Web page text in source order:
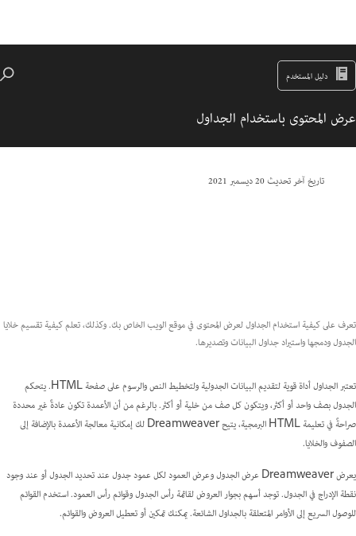
دليل المستخدم
عرض المحتوى باستخدام الجداول
تاريخ آخر تحديث20 ديسمبر 2021
تعرف على كيفية استخدام الجداول لعرض المحتوى في موقع الويب الخاص بك. وكذلك، تعلم كيفية تقسيم خلايا
الجدول ودمجها واستيراد جداول البيانات وتصديرها.
تعتبر الجداول أداة قوية لتقديم البيانات الجدولية ولتخطيط النص والرسوم على صفحة HTML. يتحكم
الجدول بصف واحد أو أكثر، ويتكون كل صف من خلية أو أكثر. بالرغم من أن الأعمدة تكون عادةً غير محددة
صراحةً في تعليمة HTML البرمجية، يتيح Dreamweaver لك إمكانية معالجة الأعمدة بالإضافة إلى
الصفوف والخلايا.
يعرض Dreamweaver عرض الجدول وعرض العمود لكل عمود جدول عند تحديد الجدول أو عند وجود
نقطة الإدراج في الجدول. توجد أسهم بجوار العروض لقائمة رأس الجدول وقوائم رأس العمود. استخدم القوائم
للوصول السريع إلى الأوامر المتعلقة بالجداول الشائعة. يمكنك تمكين أو تعطيل العروض والقوائم.